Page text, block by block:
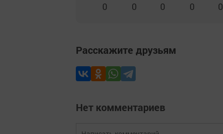
0 0 0 0 0
Расскажите друзьям
Нет комментариев